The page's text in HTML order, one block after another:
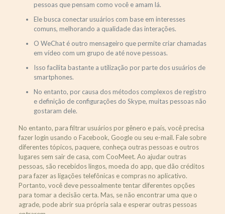
pessoas que pensam como você e amam lá.
Ele busca conectar usuários com base em interesses
comuns, melhorando a qualidade das interações.
O WeChat é outro mensageiro que permite criar chamadas
em vídeo com um grupo de até nove pessoas.
Isso facilita bastante a utilização por parte dos usuários de
smartphones.
No entanto, por causa dos métodos complexos de registro
e definição de configurações do Skype, muitas pessoas não
gostaram dele.
No entanto, para filtrar usuários por gênero e país, você precisa
fazer login usando o Facebook, Google ou seu e-mail. Fale sobre
diferentes tópicos, paquere, conheça outras pessoas e outros
lugares sem sair de casa, com CooMeet. Ao ajudar outras
pessoas, são recebidos lingos, moeda do app, que dão créditos
para fazer as ligações telefônicas e compras no aplicativo.
Portanto, você deve pessoalmente tentar diferentes opções
para tomar a decisão certa. Mas, se não encontrar uma que o
agrade, pode abrir sua própria sala e esperar outras pessoas